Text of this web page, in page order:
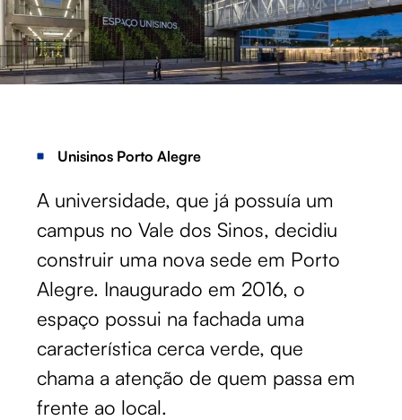
Unisinos Porto Alegre
A universidade, que já possuía um
campus no Vale dos Sinos, decidiu
construir uma nova sede em Porto
Alegre. Inaugurado em 2016, o
espaço possui na fachada uma
característica cerca verde, que
chama a atenção de quem passa em
frente ao local.